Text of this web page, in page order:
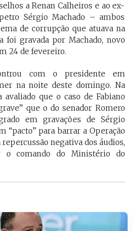
a Renan Calheiros e ao ex-
Sérgio Machado – ambos
de corrupção que atuava na
foi gravada por Machado, novo
24 de fevereiro.
com o presidente em
na noite deste domingo. Na
que o caso de Fabiano
que o do senador Romero
em gravações de Sérgio
“pacto” para barrar a Operação
repercussão negativa dos áudios,
o comando do Ministério do